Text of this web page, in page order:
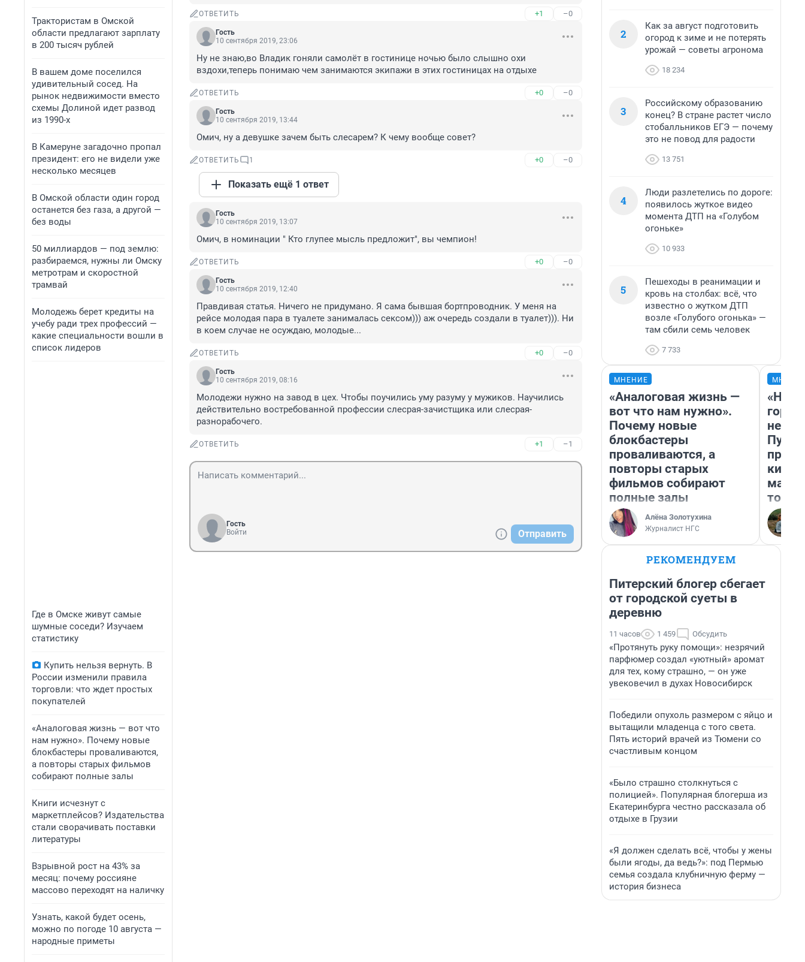
Трактористам в Омской
области предлагают зарплату
в 200 тысяч рублей
В вашем доме поселился
удивительный сосед. На
рынок недвижимости вместо
схемы Долиной идет развод
из 1990-х
В Камеруне загадочно пропал
президент: его не видели уже
несколько месяцев
В Омской области один город
останется без газа, а другой —
без воды
50 миллиардов — под землю:
разбираемся, нужны ли Омску
метротрам и скоростной
трамвай
Молодежь берет кредиты на
учебу ради трех профессий —
какие специальности вошли в
список лидеров
Где в Омске живут самые
шумные соседи? Изучаем
статистику
Купить нельзя вернуть. В
России изменили правила
торговли: что ждет простых
покупателей
«Аналоговая жизнь — вот что
нам нужно». Почему новые
блокбастеры проваливаются,
а повторы старых фильмов
собирают полные залы
Книги исчезнут с
маркетплейсов? Издательства
стали сворачивать поставки
литературы
Взрывной рост на 43% за
месяц: почему россияне
массово переходят на наличку
Узнать, какой будет осень,
можно по погоде 10 августа —
народные приметы
ОТВЕТИТЬ +1 –0
Гость
10 сентября 2019, 23:06
Ну не знаю,во Владик гоняли самолёт в гостинице ночью было слышно охи
вздохи,теперь понимаю чем занимаются экипажи в этих гостиницах на отдыхе
ОТВЕТИТЬ +0 –0
Гость
10 сентября 2019, 13:44
Омич, ну а девушке зачем быть слесарем? К чему вообще совет?
ОТВЕТИТЬ 1 +0 –0
Показать ещё 1 ответ
Гость
10 сентября 2019, 13:07
Омич, в номинации " Кто глупее мысль предложит", вы чемпион!
ОТВЕТИТЬ +0 –0
Гость
10 сентября 2019, 12:40
Правдивая статья. Ничего не придумано. Я сама бывшая бортпроводник. У меня на
рейсе молодая пара в туалете занималась сексом))) аж очередь создали в туалет))). Ни
в коем случае не осуждаю, молодые...
ОТВЕТИТЬ +0 –0
Гость
10 сентября 2019, 08:16
Молодежи нужно на завод в цех. Чтобы поучились уму разуму у мужиков. Научились
действительно востребованной профессии слесрая-зачистщика или слесрая-
разнорабочего.
ОТВЕТИТЬ +1 –1
Гость
Войти
Отправить
2
Как за август подготовить
огород к зиме и не потерять
урожай — советы агронома
18 234
3
Российскому образованию
конец? В стране растет число
стобалльников ЕГЭ — почему
это не повод для радости
13 751
4
Люди разлетелись по дороге:
появилось жуткое видео
момента ДТП на «Голубом
огоньке»
10 933
5
Пешеходы в реанимации и
кровь на столбах: всё, что
известно о жутком ДТП
возле «Голубого огонька» —
там сбили семь человек
7 733
МНЕНИЕ
«Аналоговая жизнь —
вот что нам нужно».
Почему новые
блокбастеры
проваливаются, а
повторы старых
фильмов собирают
полные залы
Алёна Золотухина
Журналист НГС
«Нет
того
РЕКОМЕНДУЕМ
Питерский блогер сбегает
от городской суеты в
деревню
11 часов 1 459 Обсудить
«Протянуть руку помощи»: незрячий
парфюмер создал «уютный» аромат
для тех, кому страшно, — он уже
увековечил в духах Новосибирск
Победили опухоль размером с яйцо и
вытащили младенца с того света.
Пять историй врачей из Тюмени со
счастливым концом
«Было страшно столкнуться с
полицией». Популярная блогерша из
Екатеринбурга честно рассказала об
отдыхе в Грузии
«Я должен сделать всё, чтобы у жены
были ягоды, да ведь?»: под Пермью
семья создала клубничную ферму —
история бизнеса